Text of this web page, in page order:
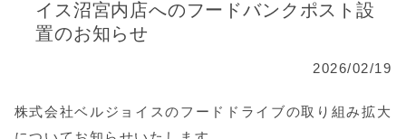
イス沼宮内店へのフードバンクポスト設
置のお知らせ
2026/02/19
株式会社ベルジョイスのフードドライブの取り組み拡大